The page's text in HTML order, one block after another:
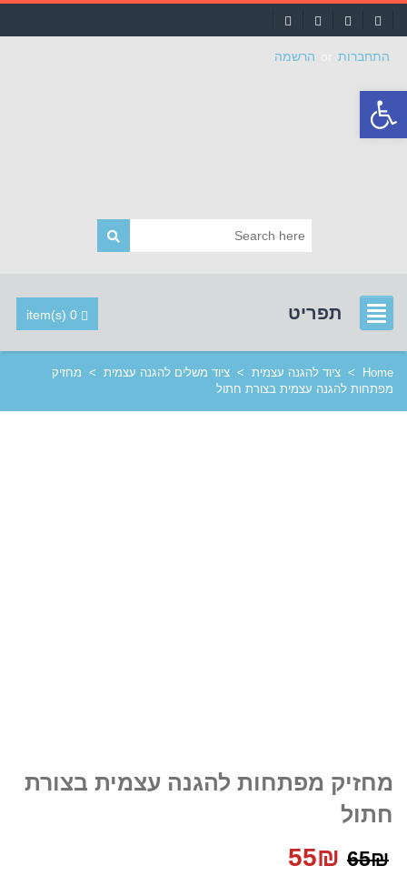
התחברות הרשמה
תפריט 0 item(s)
Home
> ציוד להגנה עצמית > ציוד משלים להגנה עצמית > מחזיק
מפתחות להגנה עצמית בצורת חתול
מחזיק מפתחות להגנה עצמית בצורת
חתול
65₪
המחיר
55₪
סרגל
נגישות